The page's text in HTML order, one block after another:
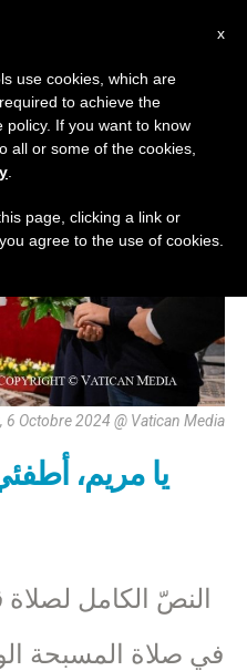
6 Octobre 2024 @ Vatican Media
يا مريم،
النصّ الكامل
في صلاة المسبحة
x
use cookies, which are
to achieve the
policy. If you want to know
all or some of the cookies,
page, clicking a link or
agree to the use of cookies.